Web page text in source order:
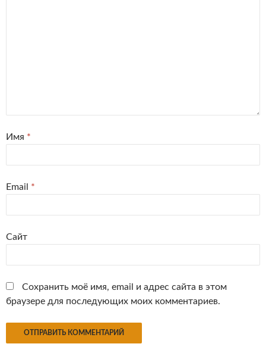
Имя *
Email *
Сайт
Сохранить моё имя, email и адрес сайта в этом
браузере для последующих моих комментариев.